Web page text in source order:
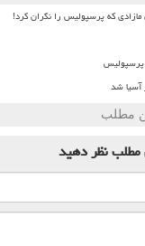
که پرسپولیس را نگران کرد!
پرسپولیس
آسیا شد
مطلب
مطلبنظر دهید